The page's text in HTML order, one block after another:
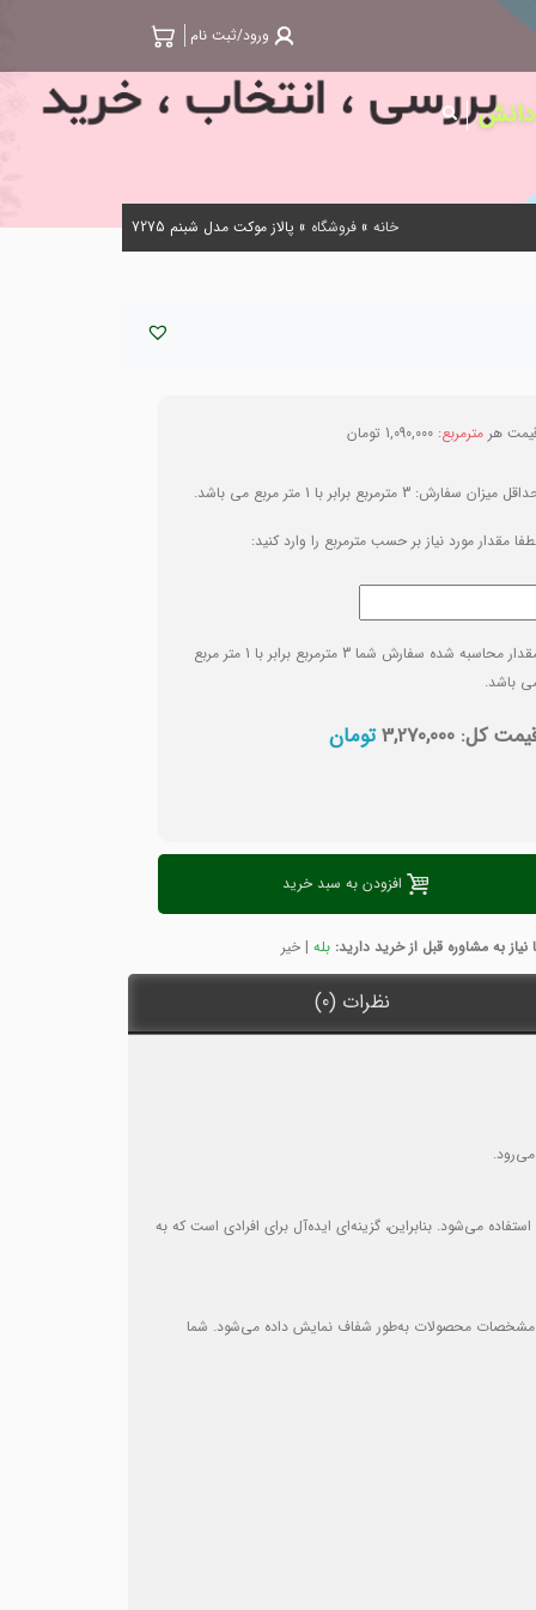
ورود/ثبت نام
دانش
خانه » فروشگاه » پالاز موکت مدل شبنم 7275
هر مترمربع:
1,090,000 تومان
میزان سفارش: 3 مترمربع برابر با 1 متر مربع می باشد.
مقدار مورد نیاز بر حسب مترمربع را وارد کنید:
محاسبه شده سفارش شما 3 مترمربع برابر با 1 متر مربع
باشد.
کل: 3,270,000تومان
افزودن به سبد خرید
نیاز به مشاوره قبل از خرید دارید: بله | خیر
نظرات (0)
می‌شود. بنابراین، گزینه‌ای ایده‌آل برای افرادی است که به
و مشخصات محصولات به‌طور شفاف نمایش داده می‌شود. شما